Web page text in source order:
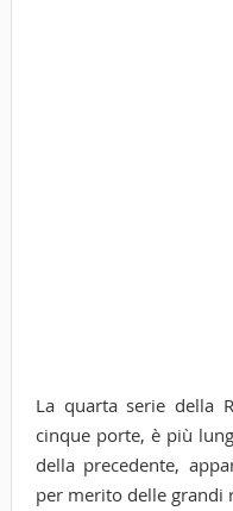
La quarta serie della
cinque porte, è più
della precedente,
per merito delle grandi